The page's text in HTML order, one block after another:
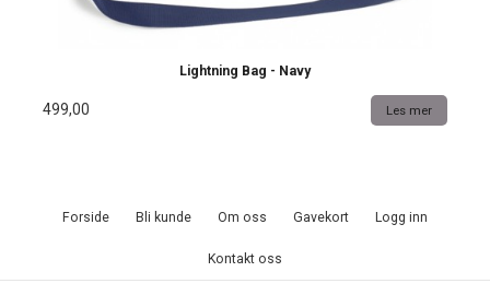
Lightning Bag - Navy
499,00 Les mer
Forside Bli kunde Om oss Gavekort Logg inn
Kontakt oss